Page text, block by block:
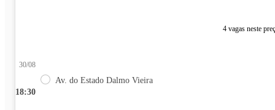
4 vagas neste
18:30
30/08
Av. do Estado Dalmo Vieira